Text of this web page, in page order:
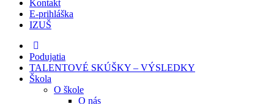
Kontakt
E-prihláška
IZUŠ
Podujatia
TALENTOVÉ SKÚŠKY – VÝSLEDKY
Škola
O škole
O nás